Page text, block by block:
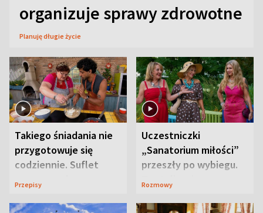
organizuje sprawy zdrowotne
Planuję długie życie
Takiego śniadania nie
przygotowuje się
codziennie. Suflet
serowy zachwyca
Przepisy
Uczestniczki
„Sanatorium miłości”
przeszły po wybiegu.
Te stylizacje
Rozmowy